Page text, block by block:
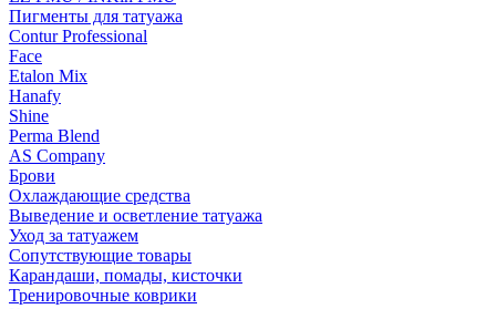
Пигменты для татуажа
Contur Professional
Face
Etalon Mix
Hanafy
Shine
Perma Blend
AS Company
Брови
Охлаждающие средства
Выведение и осветление татуажа
Уход за татуажем
Сопутствующие товары
Карандаши, помады, кисточки
Тренировочные коврики